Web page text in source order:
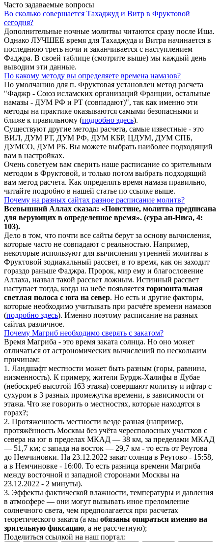
Часто задаваемые вопросы
Во сколько совершается Тахаджуд и Витр в Фруктовой
сегодня?
Дополнительные ночные молитвы читаются сразу после Иша.
Однако ЛУЧШЕЕ время для Тахаджуда и Витра начинается в
последнюю треть ночи и заканчивается с наступлением
Фаджра. В своей таблице (смотрите выше) мы каждый день
выводим эти данные.
По какому методу вы определяете времена намазов?
По умолчанию для п. Фруктовая установлен метод расчета
"Фаджр - Союз исламских организаций Франции, остальные
намазы - ДУМ РФ и РТ (совпадают)", так как именно эти
методы на практике оказываются самыми безопасными и
ближе к правильному (подробно здесь).
Существуют другие методы расчета, самые известные - это
ВИЛ, ДУМ РТ, ДУМ РФ, ДУМ КБР, ЦДУМ, ДУМ СПБ,
ДУМСО, ДУМ РБ. Вы можете выбрать наиболее подходящий
вам в настройках.
Очень советуем вам сверить наше расписание со зрительным
методом в Фруктовой, и только потом выбрать подходящий
вам метод расчета. Как определять время намаза правильно,
читайте подробно в нашей статье по ссылке выше.
Почему на разных сайтах разное расписание молитв?
Всевышний Аллах сказал: «Поистине, молитва предписана
для верующих в определенное время». (сура ан-Ниса, 4:
103).
Дело в том, что почти все сайты берут за основу вычисления,
которые часто не совпадают с реальностью. Например,
некоторые используют для вычисления утренней молитвы в
Фруктовой зодиакальный рассвет, в то время, как он заходит
гораздо раньше Фаджра. Пророк, мир ему и благословение
Аллаха, назвал такой рассвет ложным. Истинный рассвет
наступает тогда, когда на небе появляется горизонтальная
светлая полоса с юга на север. Но есть и другие факторы,
которые необходимо учитывать при расчёте времени намазов
(подробно здесь). Именно поэтому расписание на разных
сайтах различное.
Почему Магриб необходимо сверять с закатом?
Время Магриба - это время заката солнца. Но оно может
отличаться от астрономических вычислений по нескольким
причинам:
1. Ландшафт местности может быть разным (горы, равнина,
низменность). К примеру, жители Бурдж-Халифы в Дубае
(небоскреб высотой 163 этажа) совершают молитву и ифтар с
сухуром в 3 разных промежутка времени, в зависимости от
этажа. Что же говорить о местностях, которые находятся в
горах?;
2. Протяженность местности везде разная (например,
протяжённость Москвы без учёта чересполосных участков с
севера на юг в пределах МКАД — 38 км, за пределами МКАД
— 51,7 км; с запада на восток — 29,7 км - то есть от Реутова
до Немчиновки. На 23.12.2022 закат солнца в Реутово - 15:58,
а в Немчиновке - 16:00. То есть разница времени Магриба
между восточной и западной сторонами Москвы на
23.12.2022 - 2 минуты).
3. Эффекты фактической влажности, температуры и давления
в атмосфере — они могут вызывать иное преломление
солнечного света, чем предполагается при расчетах
теоретического заката (а мы обязаны опираться именно на
зрительную фиксацию, а не рассчетную);
Поделиться ссылкой на наш портал: